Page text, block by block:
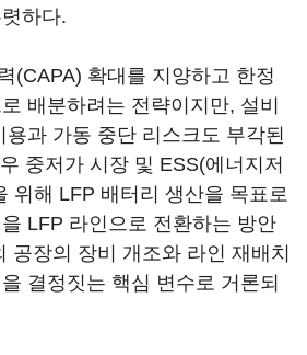
하다.
(CAPA) 확대를 지양하고 한정
배분하려는 전략이지만, 설비
과 가동 중단 리스크도 부각된
중저가 시장 및 ESS(에너지저
위해 LFP 배터리 생산을 목표로
LFP 라인으로 전환하는 방안
공장의 장비 개조와 라인 재배치
결정짓는 핵심 변수로 거론되